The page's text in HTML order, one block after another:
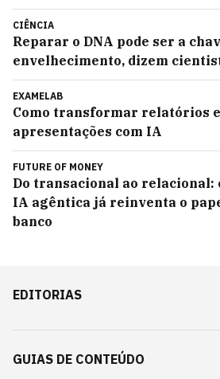
CIÊNCIA
Reparar o DNA pode ser a
envelhecimento, dizem
EXAMELAB
Como transformar relatórios
apresentações com IA
FUTURE OF MONEY
Do transacional ao relacional:
IA agêntica já reinventa o
banco
EDITORIAS
GUIAS DE CONTEÚDO